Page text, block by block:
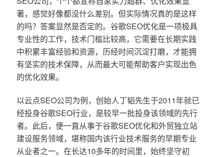
著，感觉好像都没什么差别。但实际情况真的是这样
的吗？答案显然是否定的。谷歌SEO优化是一项极具
专业性的工作，技术门槛比较高，它需要在长期实践
中积累丰富经验和资源，历经时间沉淀打磨，才能拥
有坚实的技术保障，从而最大可能帮助客户实现出色
的优化效果。
以云点SEO公司为例，创始人丁韬先生于2011年就已
经投身谷歌SEO行业，是较早一批投身该领域的先行
者。此后，便一直从事于谷歌SEO优化和外贸独立站
建设服务领域，堪称国内该行业技术服务的早期专业
从业者之一。在长达10多年的时间里，始终坚守初